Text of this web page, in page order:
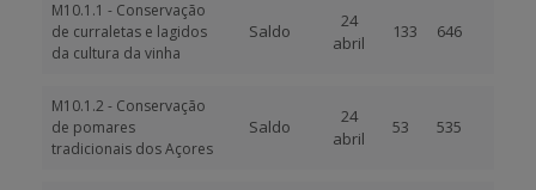
M10.1.1 - Conservação
de curraletas e lagidos
da cultura da vinha
Saldo
24
abril
133 646
M10.1.2 - Conservação
de pomares
tradicionais dos Açores
Saldo
24
abril
53 535